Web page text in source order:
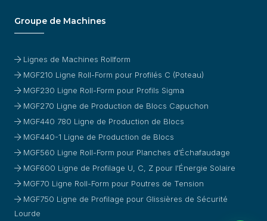
Groupe de Machines
Lignes de Machines Rollform
MGF210 Ligne Roll-Form pour Profilés C (Poteau)
MGF230 Ligne Roll-Form pour Profils Sigma
MGF270 Ligne de Production de Blocs Capuchon
MGF440 780 Ligne de Production de Blocs
MGF440-1 Ligne de Production de Blocs
MGF560 Ligne Roll-Form pour Planches d’Échafaudage
MGF600 Ligne de Profilage U, C, Z pour l'Énergie Solaire
MGF70 Ligne Roll-Form pour Poutres de Tension
MGF750 Ligne de Profilage pour Glissières de Sécurité
Lourde